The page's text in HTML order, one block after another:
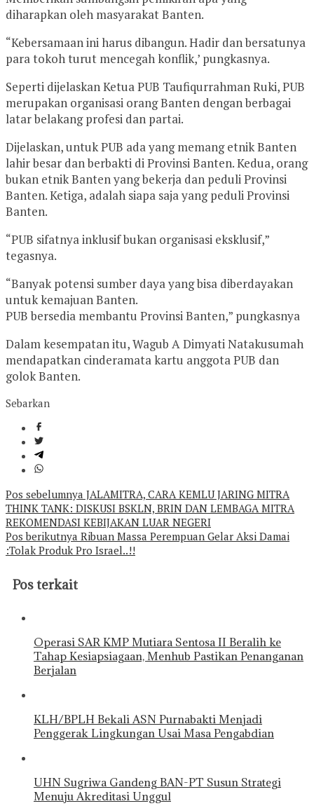
diharapkan oleh masyarakat Banten.
“Kebersamaan ini harus dibangun. Hadir dan bersatunya
para tokoh turut mencegah konflik,’ pungkasnya.
Seperti dijelaskan Ketua PUB Taufiqurrahman Ruki, PUB
merupakan organisasi orang Banten dengan berbagai
latar belakang profesi dan partai.
Dijelaskan, untuk PUB ada yang memang etnik Banten
lahir besar dan berbakti di Provinsi Banten. Kedua, orang
bukan etnik Banten yang bekerja dan peduli Provinsi
Banten. Ketiga, adalah siapa saja yang peduli Provinsi
Banten.
“PUB sifatnya inklusif bukan organisasi eksklusif,”
tegasnya.
“Banyak potensi sumber daya yang bisa diberdayakan
untuk kemajuan Banten.
PUB bersedia membantu Provinsi Banten,” pungkasnya
Dalam kesempatan itu, Wagub A Dimyati Natakusumah
mendapatkan cinderamata kartu anggota PUB dan
golok Banten.
Sebarkan
Navigasi
pos
Pos sebelumnya JALAMITRA, CARA KEMLU JARING MITRA
THINK TANK: DISKUSI BSKLN, BRIN DAN LEMBAGA MITRA
REKOMENDASI KEBIJAKAN LUAR NEGERI
Pos berikutnya Ribuan Massa Perempuan Gelar Aksi Damai
:Tolak Produk Pro Israel..!!
Pos terkait
Operasi SAR KMP Mutiara Sentosa II Beralih ke
Tahap Kesiapsiagaan, Menhub Pastikan Penanganan
Berjalan
KLH/BPLH Bekali ASN Purnabakti Menjadi
Penggerak Lingkungan Usai Masa Pengabdian
UHN Sugriwa Gandeng BAN-PT Susun Strategi
Menuju Akreditasi Unggul